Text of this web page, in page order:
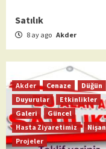
Satılık
8 ay ago Akder
Akder Cenaze
Düğün
Duyurular
Etkinlikler
Galeri
Güncel
Hasta Ziyaretimiz
Nişan
Projeler